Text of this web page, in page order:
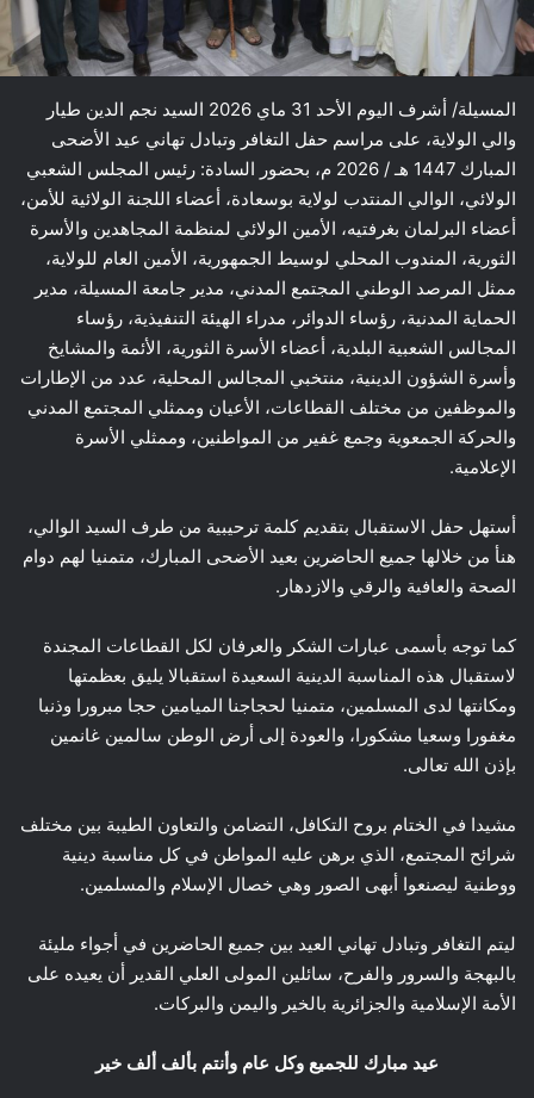
المسيلة/ أشرف اليوم الأحد 31 ماي 2026 السيد نجم الدين طيار
والي الولاية، على مراسم حفل التغافر وتبادل تهاني عيد الأضحى
المبارك 1447 هـ / 2026 م، بحضور السادة: رئيس المجلس الشعبي
الولائي، الوالي المنتدب لولاية بوسعادة، أعضاء اللجنة الولائية للأمن،
أعضاء البرلمان بغرفتيه، الأمين الولائي لمنظمة المجاهدين والأسرة
الثورية، المندوب المحلي لوسيط الجمهورية، الأمين العام للولاية،
ممثل المرصد الوطني المجتمع المدني، مدير جامعة المسيلة، مدير
الحماية المدنية، رؤساء الدوائر، مدراء الهيئة التنفيذية، رؤساء
المجالس الشعبية البلدية، أعضاء الأسرة الثورية، الأئمة والمشايخ
وأسرة الشؤون الدينية، منتخبي المجالس المحلية، عدد من الإطارات
والموظفين من مختلف القطاعات، الأعيان وممثلي المجتمع المدني
والحركة الجمعوية وجمع غفير من المواطنين، وممثلي الأسرة
الإعلامية.
أستهل حفل الاستقبال بتقديم كلمة ترحيبية من طرف السيد الوالي،
هنأ من خلالها جميع الحاضرين بعيد الأضحى المبارك، متمنيا لهم دوام
الصحة والعافية والرقي والازدهار.
كما توجه بأسمى عبارات الشكر والعرفان لكل القطاعات المجندة
لاستقبال هذه المناسبة الدينية السعيدة استقبالا يليق بعظمتها
ومكانتها لدى المسلمين، متمنيا لحجاجنا الميامين حجا مبرورا وذنبا
مغفورا وسعيا مشكورا، والعودة إلى أرض الوطن سالمين غانمين
بإذن الله تعالى.
مشيدا في الختام بروح التكافل، التضامن والتعاون الطيبة بين مختلف
شرائح المجتمع، الذي برهن عليه المواطن في كل مناسبة دينية
ووطنية ليصنعوا أبهى الصور وهي خصال الإسلام والمسلمين.
ليتم التغافر وتبادل تهاني العيد بين جميع الحاضرين في أجواء مليئة
بالبهجة والسرور والفرح، سائلين المولى العلي القدير أن يعيده على
الأمة الإسلامية والجزائرية بالخير واليمن والبركات.
عيد مبارك للجميع وكل عام وأنتم بألف ألف خير